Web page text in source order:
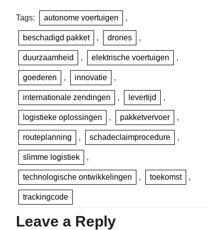
Tags: autonome voertuigen ,
beschadigd pakket , drones ,
duurzaamheid , elektrische voertuigen ,
goederen , innovatie ,
internationale zendingen , levertijd ,
logistieke oplossingen , pakketvervoer ,
routeplanning , schadeclaimprocedure ,
slimme logistiek ,
technologische ontwikkelingen , toekomst ,
trackingcode
Leave a Reply